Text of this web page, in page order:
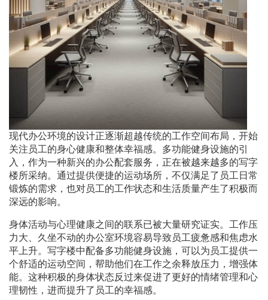
现代办公环境的设计正逐渐超越传统的工作空间布局，开始
关注员工的身心健康和整体幸福感。多功能健身设施的引
入，作为一种新兴的办公配套服务，正在被越来越多的写字
楼所采纳。通过提供便捷的运动场所，不仅满足了员工日常
锻炼的需求，也对员工的工作状态和生活质量产生了积极而
深远的影响。
身体活动与心理健康之间的联系已被大量研究证实。工作压
力大、久坐不动的办公室环境容易导致员工疲惫感和焦虑水
平上升。写字楼中配备多功能健身设施，可以为员工提供一
个舒适的运动空间，帮助他们在工作之余释放压力，增强体
能。这种积极的身体状态反过来促进了更好的情绪管理和心
理韧性，进而提升了员工的幸福感。